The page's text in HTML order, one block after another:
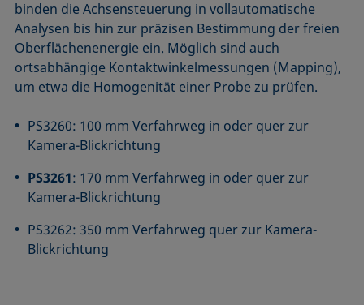
binden die Achsen­steuerung in vollautomatische
Analysen bis hin zur präzisen Bestimmung der freien
Oberflächenenergie ein. Möglich sind auch
ortsabhängige Kontakt­winkel­messungen (Mapping),
um etwa die Homogenität einer Probe zu prüfen.
PS3260: 100 mm Verfahrweg in oder quer zur
Kamera-Blickrichtung
PS3261: 170 mm Verfahrweg in oder quer zur
Kamera-Blickrichtung
PS3262: 350 mm Verfahrweg quer zur Kamera-
Blickrichtung